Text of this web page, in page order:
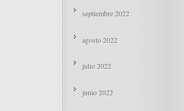
septiembre 2022
agosto 2022
julio 2022
junio 2022